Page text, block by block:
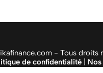
- Tous droits
de confidentialité